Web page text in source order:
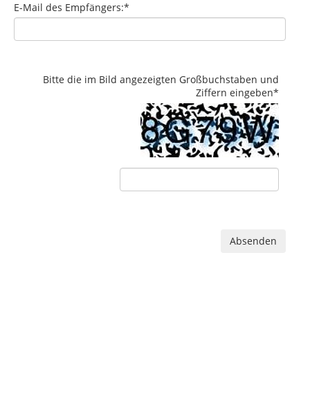
E-Mail des Empfängers:*
Bitte die im Bild angezeigten Großbuchstaben und
Ziffern eingeben*
Absenden